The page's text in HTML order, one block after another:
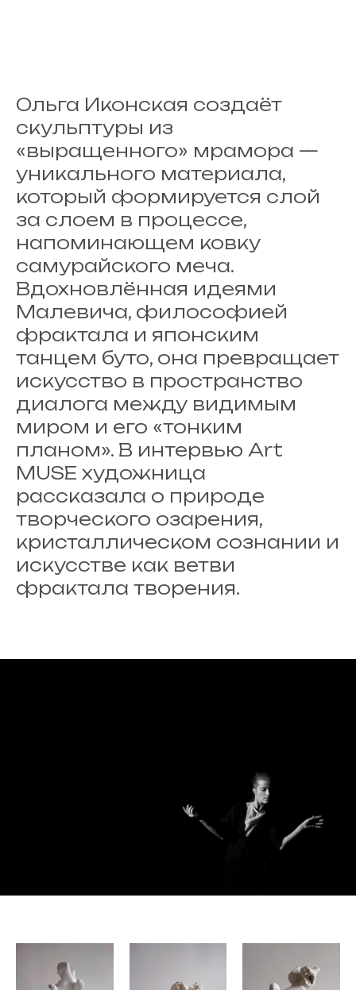
Ольга Иконская создаёт
скульптуры из
«выращенного» мрамора —
уникального материала,
который формируется слой
за слоем в процессе,
напоминающем ковку
самурайского меча.
Вдохновлённая идеями
Малевича, философией
фрактала и японским
танцем буто, она превращает
искусство в пространство
диалога между видимым
миром и его «тонким
планом». В интервью Art
MUSE художница
рассказала о природе
творческого озарения,
кристаллическом сознании и
искусстве как ветви
фрактала творения.